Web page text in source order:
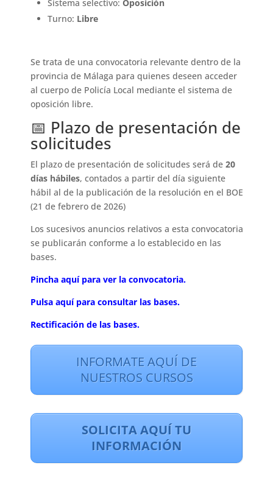
Sistema selectivo:Oposición
Turno: Libre
Se trata de una convocatoria relevante dentro de la
provincia de Málaga para quienes deseen acceder
al cuerpo de Policía Local mediante el sistema de
oposición libre.
📅 Plazo de presentación de
solicitudes
El plazo de presentación de solicitudes será de20
días hábiles, contados a partir del día siguiente
hábil al de la publicación de la resolución en el BOE
(21 de febrero de 2026)
Los sucesivos anuncios relativos a esta convocatoria
se publicarán conforme a lo establecido en las
bases.
Pincha aquí para ver la convocatoria.
Pulsa aquí para consultar las bases.
Rectificación de las bases.
INFORMATE AQUÍ DE
NUESTROS CURSOS
SOLICITA AQUÍ TU
INFORMACIÓN